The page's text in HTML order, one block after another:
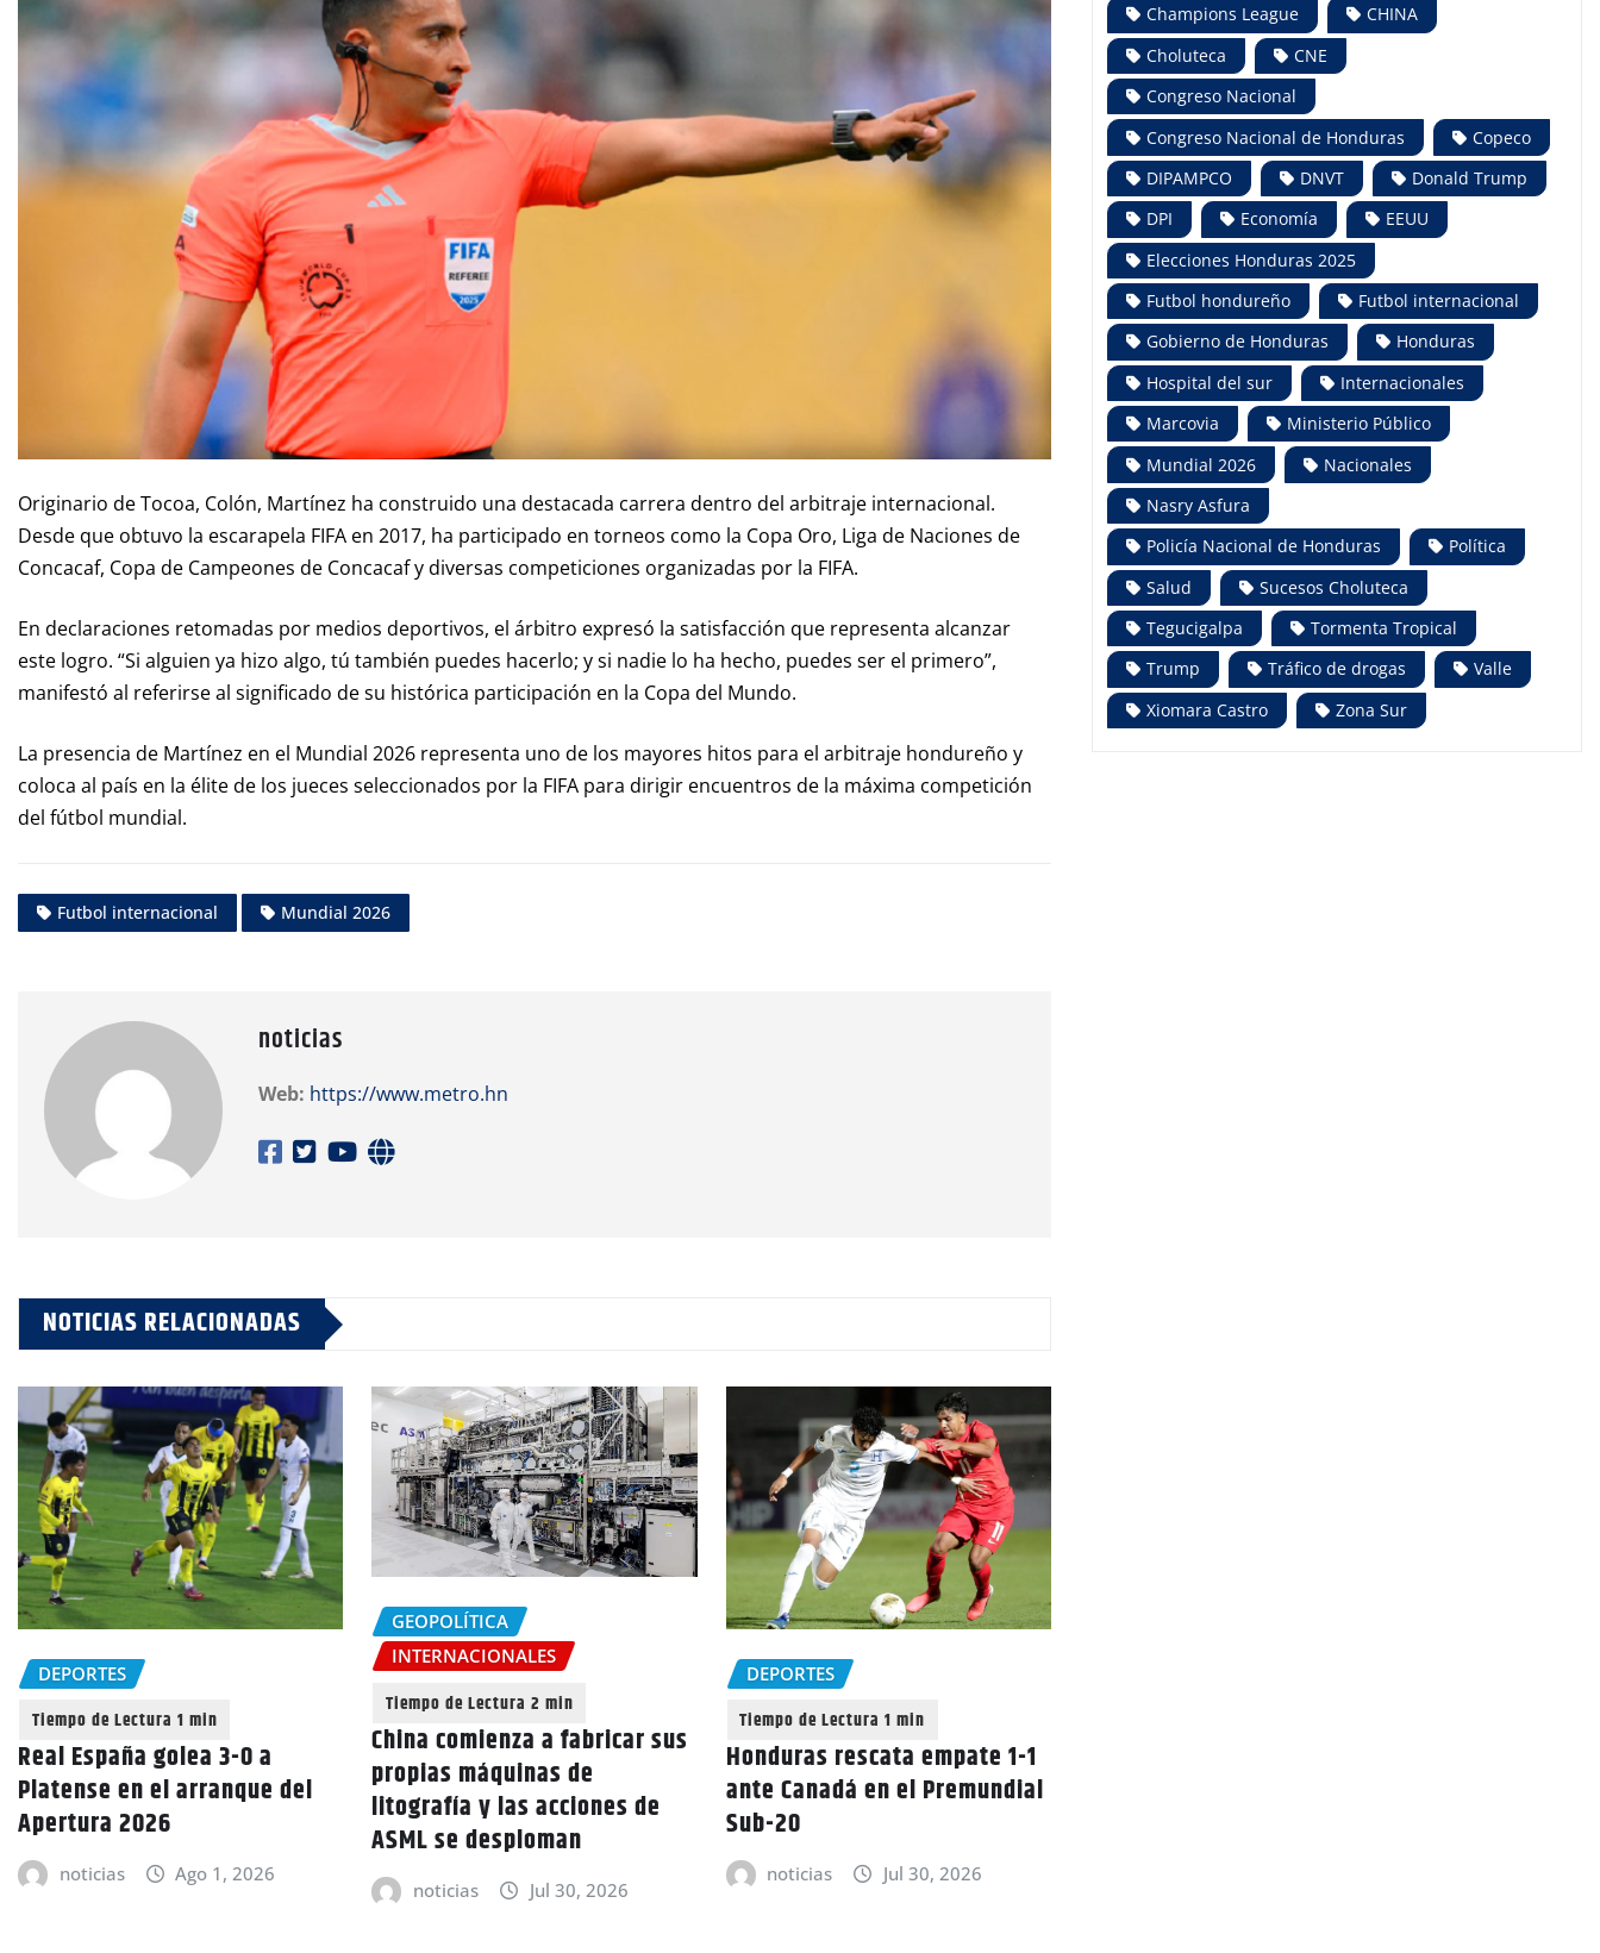
Originario de Tocoa, Colón, Martínez ha construido una destacada carrera dentro del arbitraje internacional.
Desde que obtuvo la escarapela FIFA en 2017, ha participado en torneos como la Copa Oro, Liga de Naciones de
Concacaf, Copa de Campeones de Concacaf y diversas competiciones organizadas por la FIFA.
En declaraciones retomadas por medios deportivos, el árbitro expresó la satisfacción que representa alcanzar
este logro. “Si alguien ya hizo algo, tú también puedes hacerlo; y si nadie lo ha hecho, puedes ser el primero”,
manifestó al referirse al significado de su histórica participación en la Copa del Mundo.
La presencia de Martínez en el Mundial 2026 representa uno de los mayores hitos para el arbitraje hondureño y
coloca al país en la élite de los jueces seleccionados por la FIFA para dirigir encuentros de la máxima competición
del fútbol mundial.
Futbol internacional Mundial 2026
noticias
Web: https://www.metro.hn
NOTICIAS RELACIONADAS
DEPORTES
Real España golea 3-0 a
Platense en el arranque del
Apertura 2026
noticias Ago 1, 2026
GEOPOLÍTICA
INTERNACIONALES
China comienza a fabricar sus
propias máquinas de
litografía y las acciones de
ASML se desploman
noticias Jul 30, 2026
DEPORTES
Honduras rescata empate 1-1
ante Canadá en el Premundial
Sub-20
noticias Jul 30, 2026
Champions League
CHINA
Choluteca
CNE
Congreso Nacional
Congreso Nacional de Honduras
Copeco
DIPAMPCO
DNVT
Donald Trump
DPI
Economía
EEUU
Elecciones Honduras 2025
Futbol hondureño
Futbol internacional
Gobierno de Honduras
Honduras
Hospital del sur
Internacionales
Marcovia
Ministerio Público
Mundial 2026
Nacionales
Nasry Asfura
Policía Nacional de Honduras
Política
Salud
Sucesos Choluteca
Tegucigalpa
Tormenta Tropical
Trump
Tráfico de drogas
Valle
Xiomara Castro
Zona Sur